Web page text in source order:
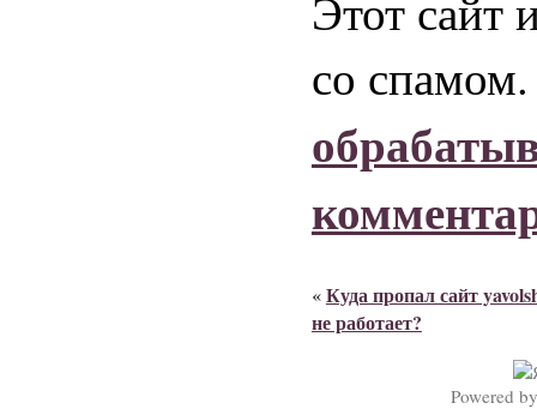
со
«Куда пропал сайт
не работает?
Powered